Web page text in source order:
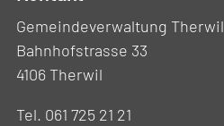
Gemeindeverwaltung Therwil
Bahnhofstrasse 33
4106 Therwil
Tel. 061 725 21 21